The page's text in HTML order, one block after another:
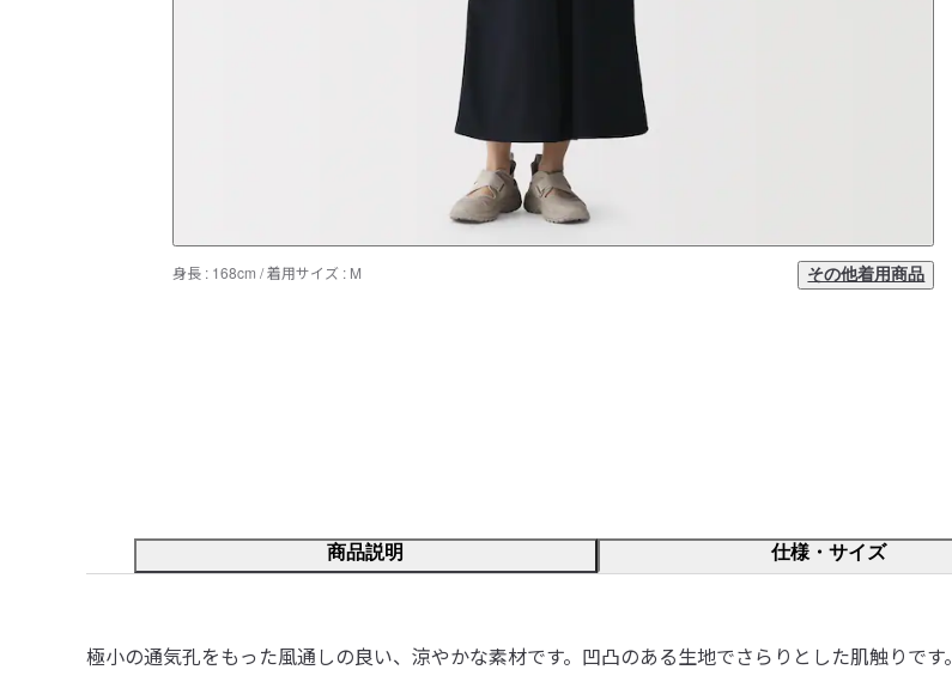
身長 : 168cm / 着用サイズ : M その他着用商品
商品説明 仕様・サイズ
極小の通気孔をもった風通しの良い、涼やかな素材です。凹凸のある生地でさらりとした肌触りです。